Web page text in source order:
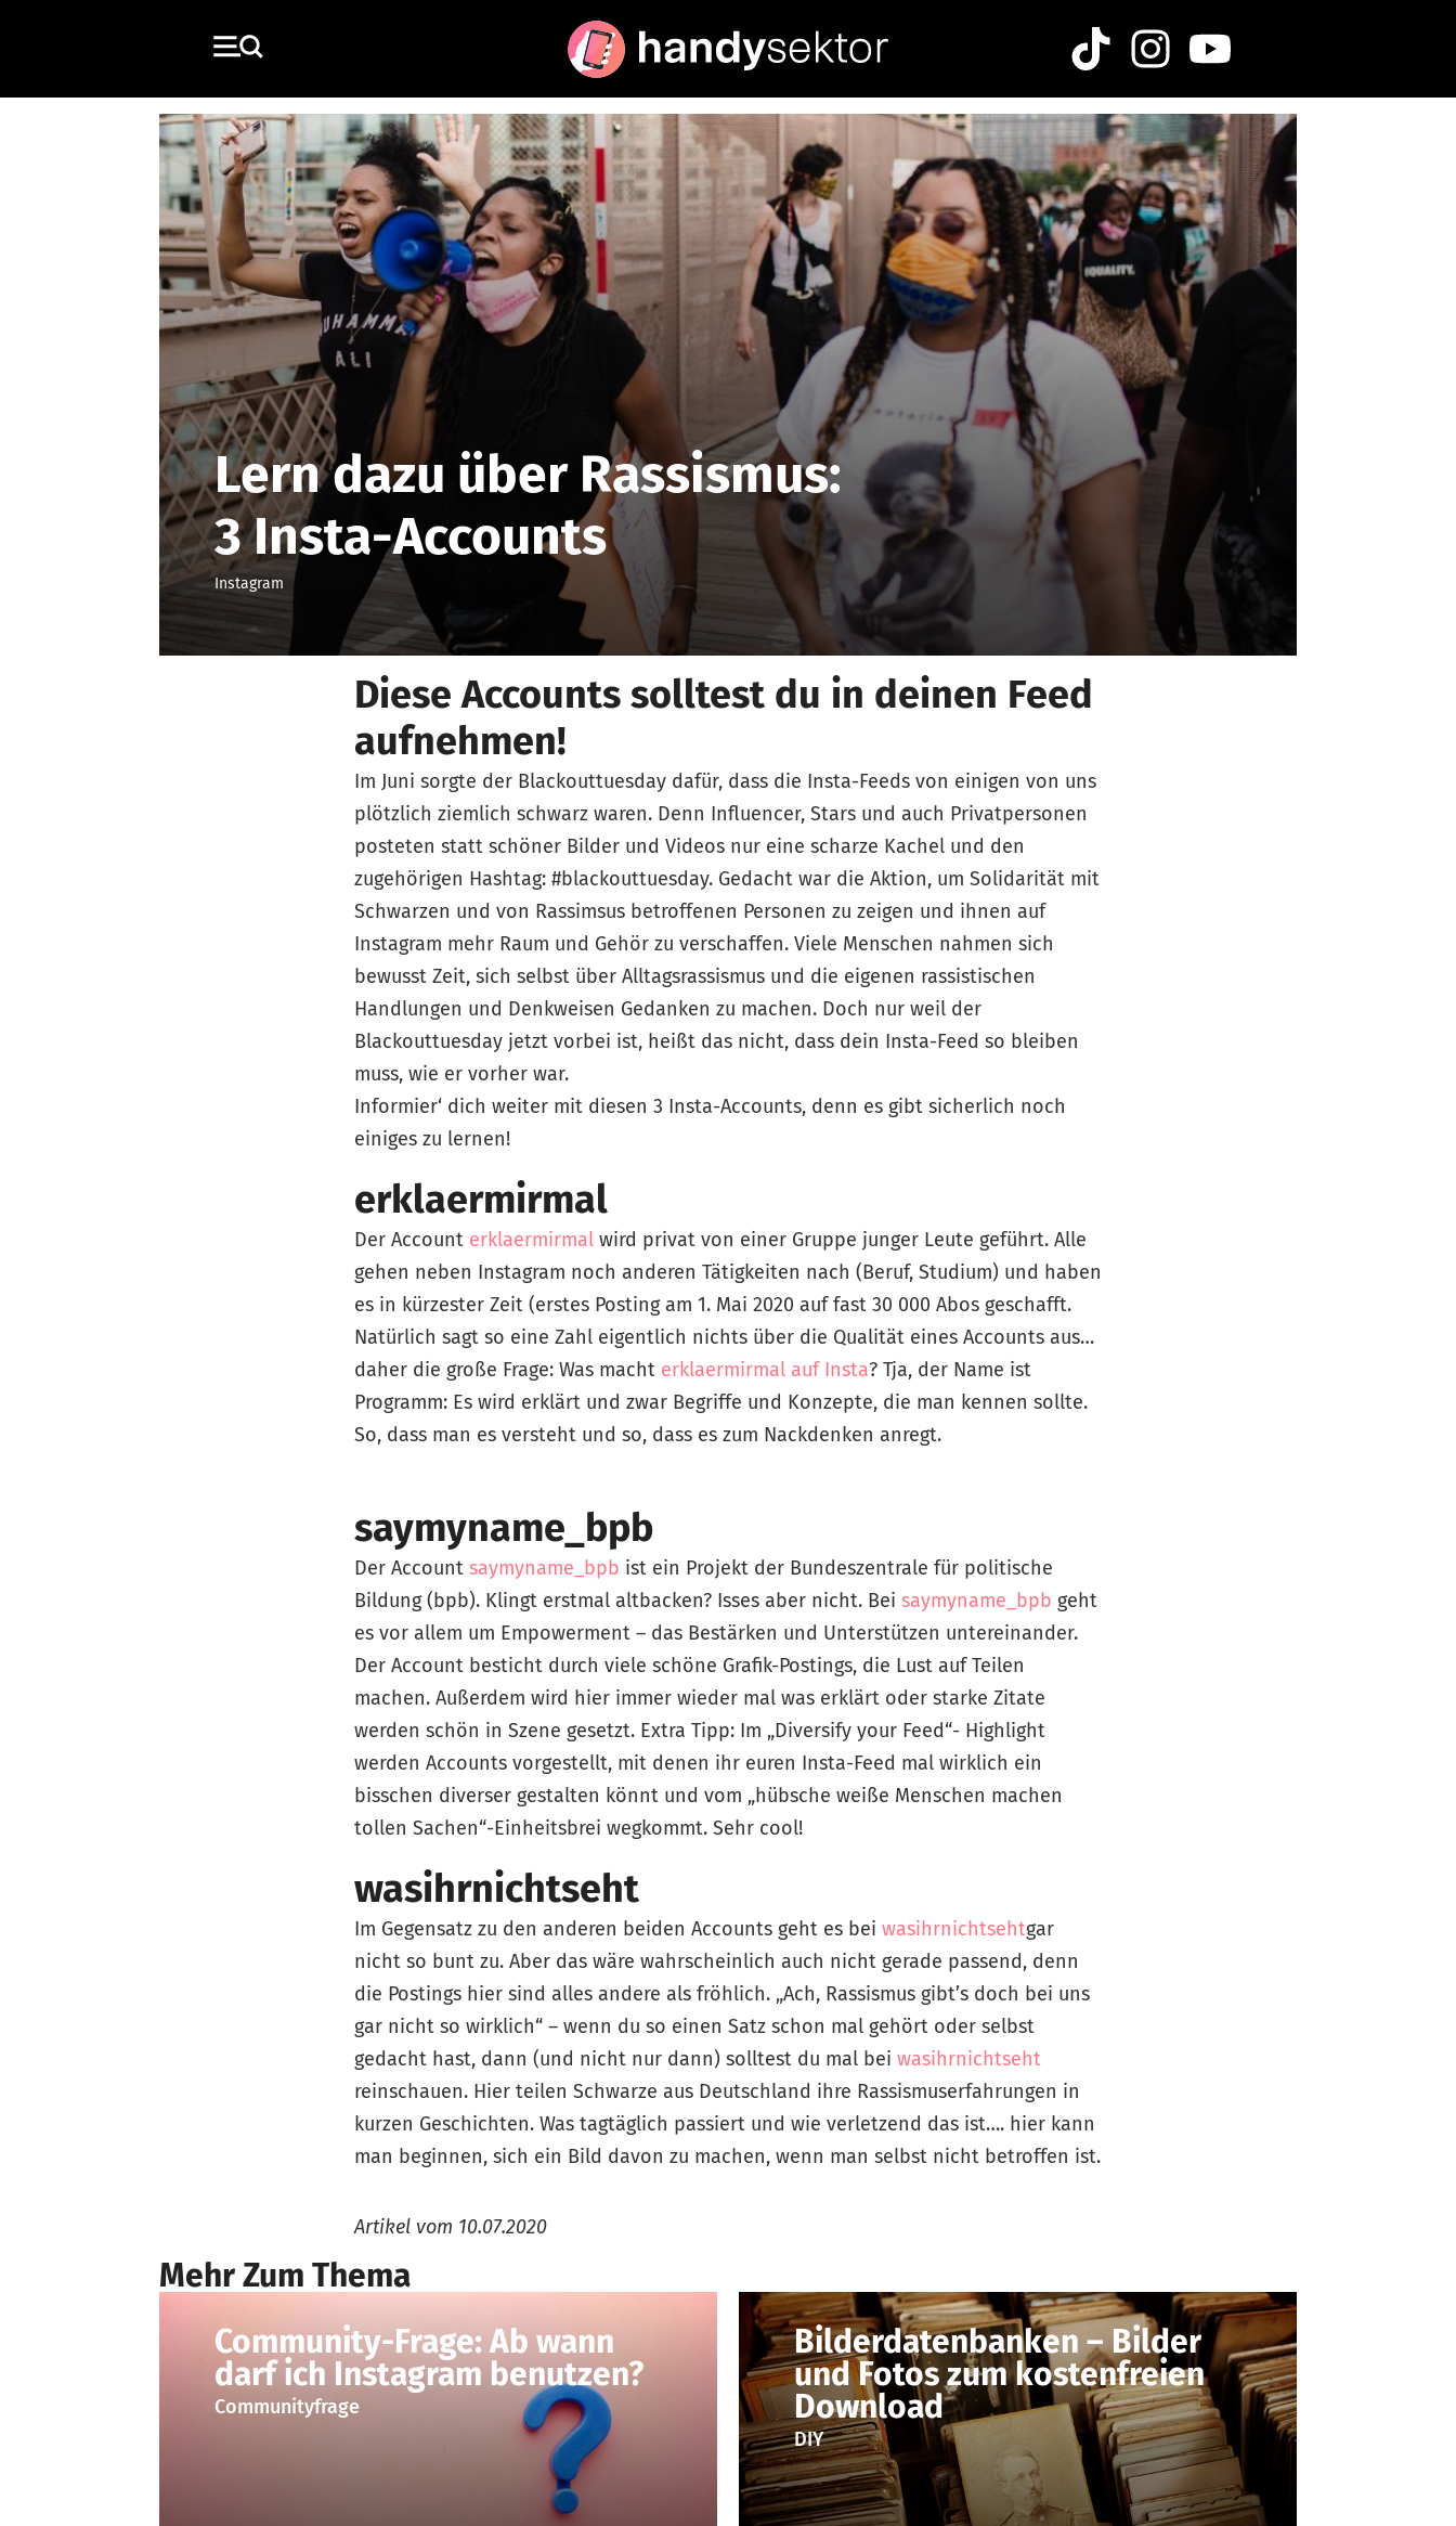
Lern dazu über Rassismus:
3 Insta-Accounts
Instagram
Diese Accounts solltest du in deinen Feed
aufnehmen!
Im Juni sorgte der Blackouttuesday dafür, dass die Insta-Feeds von einigen von uns
plötzlich ziemlich schwarz waren. Denn Influencer, Stars und auch Privatpersonen
posteten statt schöner Bilder und Videos nur eine scharze Kachel und den
zugehörigen Hashtag: #blackouttuesday. Gedacht war die Aktion, um Solidarität mit
Schwarzen und von Rassimsus betroffenen Personen zu zeigen und ihnen auf
Instagram mehr Raum und Gehör zu verschaffen. Viele Menschen nahmen sich
bewusst Zeit, sich selbst über Alltagsrassismus und die eigenen rassistischen
Handlungen und Denkweisen Gedanken zu machen. Doch nur weil der
Blackouttuesday jetzt vorbei ist, heißt das nicht, dass dein Insta-Feed so bleiben
muss, wie er vorher war.
Informier‘ dich weiter mit diesen 3 Insta-Accounts, denn es gibt sicherlich noch
einiges zu lernen!
erklaermirmal
Der Account erklaermirmal wird privat von einer Gruppe junger Leute geführt. Alle
gehen neben Instagram noch anderen Tätigkeiten nach (Beruf, Studium) und haben
es in kürzester Zeit (erstes Posting am 1. Mai 2020 auf fast 30 000 Abos geschafft.
Natürlich sagt so eine Zahl eigentlich nichts über die Qualität eines Accounts aus…
daher die große Frage: Was macht erklaermirmal auf Insta? Tja, der Name ist
Programm: Es wird erklärt und zwar Begriffe und Konzepte, die man kennen sollte.
So, dass man es versteht und so, dass es zum Nackdenken anregt.
saymyname_bpb
Der Account saymyname_bpb ist ein Projekt der Bundeszentrale für politische
Bildung (bpb). Klingt erstmal altbacken? Isses aber nicht. Bei saymyname_bpb geht
es vor allem um Empowerment – das Bestärken und Unterstützen untereinander.
Der Account besticht durch viele schöne Grafik-Postings, die Lust auf Teilen
machen. Außerdem wird hier immer wieder mal was erklärt oder starke Zitate
werden schön in Szene gesetzt. Extra Tipp: Im „Diversify your Feed“- Highlight
werden Accounts vorgestellt, mit denen ihr euren Insta-Feed mal wirklich ein
bisschen diverser gestalten könnt und vom „hübsche weiße Menschen machen
tollen Sachen“-Einheitsbrei wegkommt. Sehr cool!
wasihrnichtseht
Im Gegensatz zu den anderen beiden Accounts geht es bei wasihrnichtsehtgar
nicht so bunt zu. Aber das wäre wahrscheinlich auch nicht gerade passend, denn
die Postings hier sind alles andere als fröhlich. „Ach, Rassismus gibt’s doch bei uns
gar nicht so wirklich“ – wenn du so einen Satz schon mal gehört oder selbst
gedacht hast, dann (und nicht nur dann) solltest du mal bei wasihrnichtseht
reinschauen. Hier teilen Schwarze aus Deutschland ihre Rassismuserfahrungen in
kurzen Geschichten. Was tagtäglich passiert und wie verletzend das ist…. hier kann
man beginnen, sich ein Bild davon zu machen, wenn man selbst nicht betroffen ist.
Artikel vom 10.07.2020
Mehr Zum Thema
Community-Frage: Ab wann
darf ich Instagram benutzen?
Communityfrage
Bilderdatenbanken – Bilder
und Fotos zum kostenfreien
Download
DIY